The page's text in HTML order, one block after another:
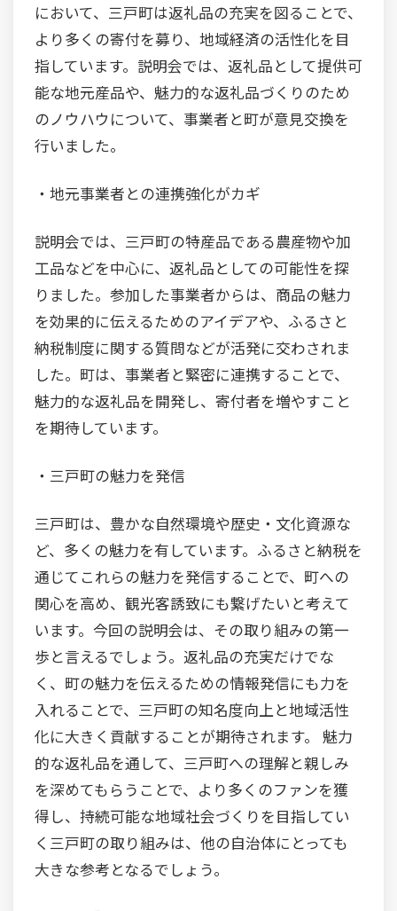
において、三戸町は返礼品の充実を図ることで、
より多くの寄付を募り、地域経済の活性化を目
指しています。説明会では、返礼品として提供可
能な地元産品や、魅力的な返礼品づくりのため
のノウハウについて、事業者と町が意見交換を
行いました。
・地元事業者との連携強化がカギ
説明会では、三戸町の特産品である農産物や加
工品などを中心に、返礼品としての可能性を探
りました。参加した事業者からは、商品の魅力
を効果的に伝えるためのアイデアや、ふるさと
納税制度に関する質問などが活発に交わされま
した。町は、事業者と緊密に連携することで、
魅力的な返礼品を開発し、寄付者を増やすこと
を期待しています。
・三戸町の魅力を発信
三戸町は、豊かな自然環境や歴史・文化資源な
ど、多くの魅力を有しています。ふるさと納税を
通じてこれらの魅力を発信することで、町への
関心を高め、観光客誘致にも繋げたいと考えて
います。今回の説明会は、その取り組みの第一
歩と言えるでしょう。返礼品の充実だけでな
く、町の魅力を伝えるための情報発信にも力を
入れることで、三戸町の知名度向上と地域活性
化に大きく貢献することが期待されます。 魅力
的な返礼品を通して、三戸町への理解と親しみ
を深めてもらうことで、より多くのファンを獲
得し、持続可能な地域社会づくりを目指してい
く三戸町の取り組みは、他の自治体にとっても
大きな参考となるでしょう。